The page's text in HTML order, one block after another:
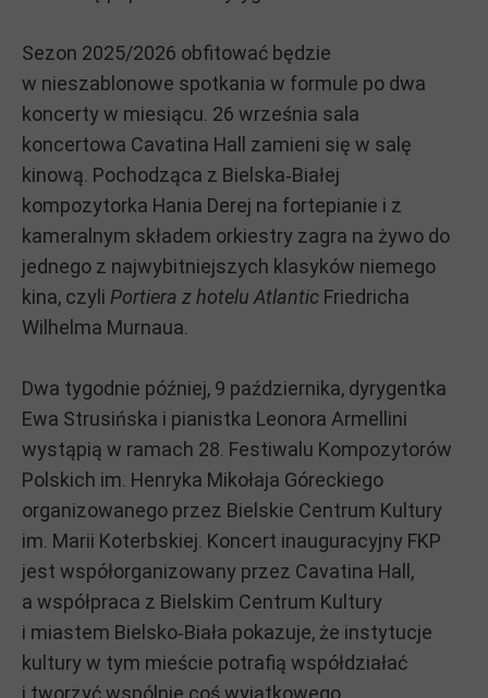
Sezon 2025/2026 obfitować będzie
w nieszablonowe spotkania w formule po dwa
koncerty w miesiącu. 26 września sala
koncertowa Cavatina Hall zamieni się w salę
kinową. Pochodząca z Bielska‑Białej
kompozytorka Hania Derej na fortepianie i z
kameralnym składem orkiestry zagra na żywo do
jednego z najwybitniejszych klasyków niemego
kina, czyli Portiera z hotelu Atlantic Friedricha
Wilhelma Murnaua.
Dwa tygodnie później, 9 października, dyrygentka
Ewa Strusińska i pianistka Leonora Armellini
wystąpią w ramach 28. Festiwalu Kompozytorów
Polskich im. Henryka Mikołaja Góreckiego
organizowanego przez Bielskie Centrum Kultury
im. Marii Koterbskiej. Koncert inauguracyjny FKP
jest współorganizowany przez Cavatina Hall,
a współpraca z Bielskim Centrum Kultury
i miastem Bielsko‑Biała pokazuje, że instytucje
kultury w tym mieście potrafią współdziałać
i tworzyć wspólnie coś wyjątkowego.